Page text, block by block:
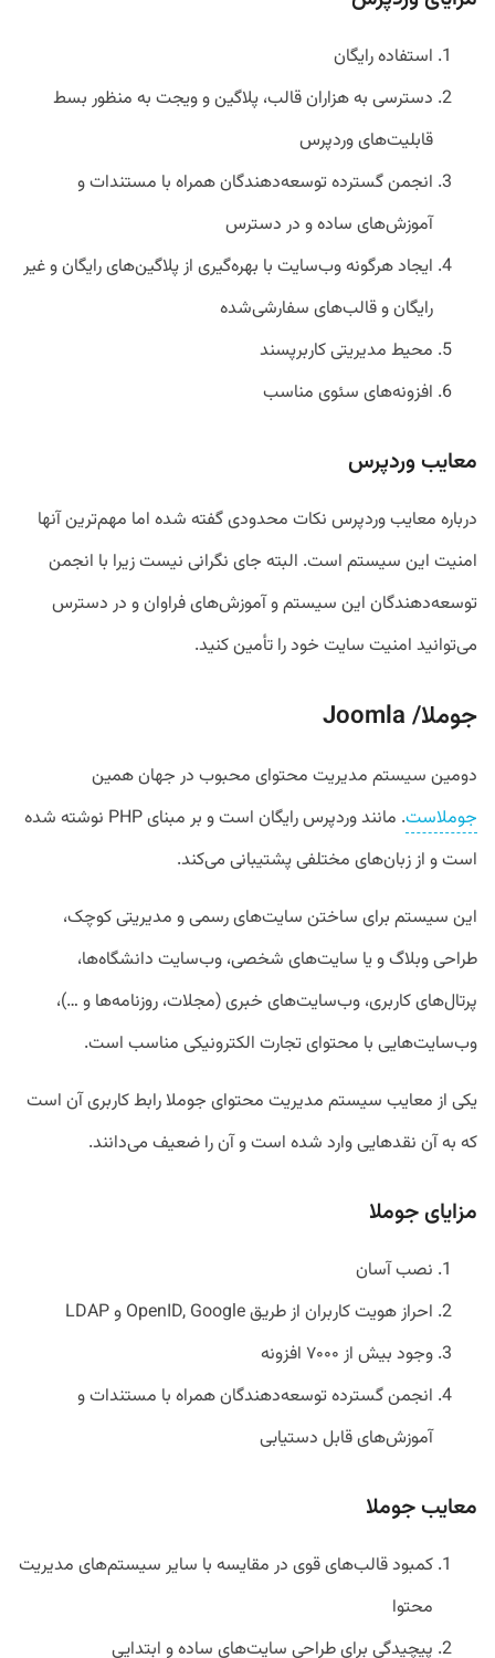
استفاده رایگان
دسترسی به هزاران قالب، پلاگین و ویجت به منظور بسط
قابلیت‌های وردپرس
انجمن گسترده توسعه‌دهندگان همراه با مستندات و
آموزش‌های ساده و در دسترس
ایجاد هرگونه وب‌سایت با بهره‌گیری از پلاگین‌های رایگان و غیر
رایگان و قالب‌های سفارشی‌شده
محیط مدیریتی کاربرپسند
افزونه‌های سئوی مناسب
معایب وردپرس
درباره معایب وردپرس نکات محدودی گفته شده اما مهم‌ترین آنها
امنیت این سیستم است. البته جای نگرانی نیست زیرا با انجمن‌
توسعه‌دهندگان این سیستم و آموزش‌های فراوان و در دسترس
می‌توانید امنیت سایت خود را تأمین کنید.
جوملا/ Joomla
دومین سیستم مدیریت محتوای محبوب در جهان همین
جوملاست
. مانند وردپرس رایگان است و بر مبنای PHP نوشته شده
است و از زبان‌های مختلفی پشتیبانی می‌کند.
این سیستم برای ساختن سایت‌های رسمی و مدیریتی کوچک،
طراحی وبلاگ و یا سایت‌های شخصی، وب‌سایت دانشگاه‌ها،
پرتال‌های کاربری،‌ وب‌سایت‌های خبری (مجلات، روزنامه‌ها و …)،
وب‌سایت‌هایی با محتوای تجارت الکترونیکی مناسب است.
یکی از معایب سیستم مدیریت محتوای جوملا رابط کاربری آن است
که به آن نقدهایی وارد شده است و آن را ضعیف می‌دانند.
مزایای جوملا
نصب آسان
احراز هویت کاربران از طریق OpenID, Google و LDAP
وجود بیش از ۷۰۰۰ افزونه
انجمن گسترده توسعه‌دهندگان همراه با مستندات و
آموز‌ش‌های قابل دستیابی
معایب جوملا
کمبود قالب‌های قوی در مقایسه با سایر سیستم‌های مدیریت
محتوا
پیچیدگی برای طراحی سایت‌های ساده و ابتدایی